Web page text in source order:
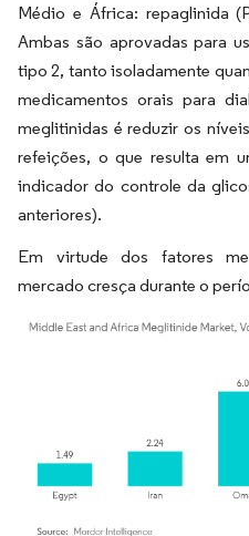
Médio e África: repaglinida
Ambas são aprovadas para
tipo 2, tanto isoladamente
medicamentos orais para
meglitinidas é reduzir os
refeições, o que resulta em
indicador do controle da
anteriores).
Em virtude dos fatores
mercado cresça durante o